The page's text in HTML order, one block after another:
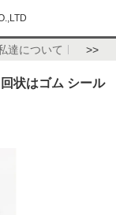
達について >>
状はゴム シール